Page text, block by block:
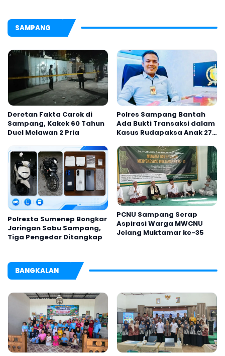
SAMPANG
Deretan Fakta Carok di
Sampang, Kakek 60 Tahun
Duel Melawan 2 Pria
Polres Sampang Bantah
Ada Bukti Transaksi dalam
Kasus Rudapaksa Anak 27
Polresta Sumenep Bongkar
Jaringan Sabu Sampang,
Tiga Pengedar Ditangkap
PCNU Sampang Serap
Aspirasi Warga MWCNU
Jelang Muktamar ke-35
BANGKALAN